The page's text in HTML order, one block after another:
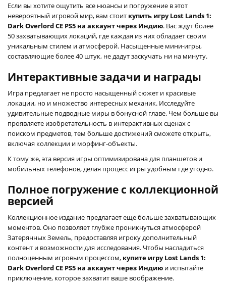
Если вы хотите ощутить все нюансы и погружение в этот
невероятный игровой мир, вам стоит купить игру Lost Lands 1:
Dark Overlord CE PS5 на аккаунт через Индию. Вас ждут более
50 захватывающих локаций, где каждая из них обладает своим
уникальным стилем и атмосферой. Насыщенные мини-игры,
составляющие более 40 штук, не дадут заскучать ни на минуту.
Интерактивные задачи и награды
Игра предлагает не просто насыщенный сюжет и красивые
локации, но и множество интересных механик. Исследуйте
удивительные подводные миры в бонусной главе. Чем больше вы
проявляете изобретательность в интерактивных сценах с
поиском предметов, тем больше достижений сможете открыть,
включая коллекции и морфинг-объекты.
К тому же, эта версия игры оптимизирована для планшетов и
мобильных телефонов, делая процесс игры удобным где угодно.
Полное погружение с коллекционной
версией
Коллекционное издание предлагает еще больше захватывающих
моментов. Оно позволяет глубже проникнуться атмосферой
Затерянных Земель, предоставляя игроку дополнительный
контент и возможности для исследования. Чтобы насладиться
полноценным игровым процессом, купите игру Lost Lands 1:
Dark Overlord CE PS5 на аккаунт через Индию и испытайте
приключение, которое захватит ваше воображение.